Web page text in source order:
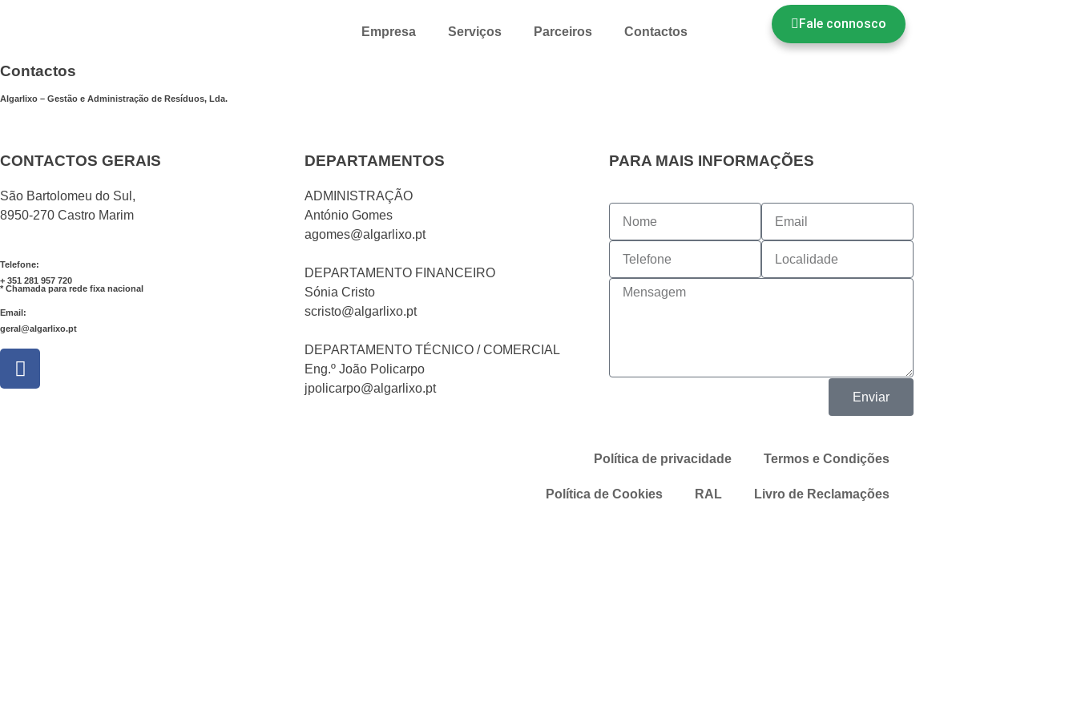
Empresa Serviços Parceiros Contactos
Fale connosco
Contactos
Algarlixo – Gestão e Administração de Resíduos, Lda.
CONTACTOS GERAIS
São Bartolomeu do Sul,
8950-270 Castro Marim
Telefone:
+ 351 281 957 720
* Chamada para rede fixa nacional
Email:
geral@algarlixo.pt
DEPARTAMENTOS
ADMINISTRAÇÃO
António Gomes
agomes@algarlixo.pt
DEPARTAMENTO FINANCEIRO
Sónia Cristo
scristo@algarlixo.pt
DEPARTAMENTO TÉCNICO / COMERCIAL
Eng.º João Policarpo
jpolicarpo@algarlixo.pt
PARA MAIS INFORMAÇÕES
Enviar
Política de privacidade Termos e Condições
Política de Cookies RAL Livro de Reclamações